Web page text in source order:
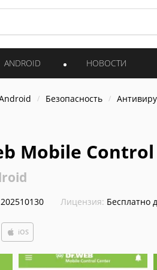
ANDROID НОВОСТИ
Безопасность
Mobile
Лицензия: Бесплатно
iOS